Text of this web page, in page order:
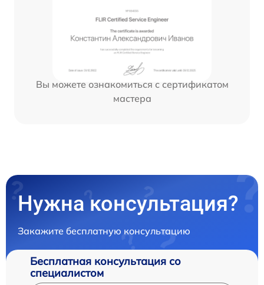
Вы можете ознакомиться с сертификатом
мастера
Нужна консультация?
Закажите бесплатную консультацию
Бесплатная консультация со
специалистом